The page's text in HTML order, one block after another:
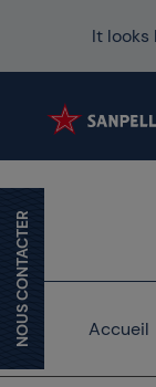
It looks
Accueil
NOUS CONTACTER